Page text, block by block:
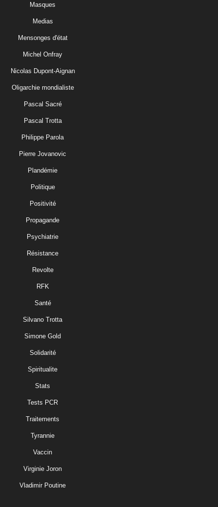
Masques
Medias
Mensonges d'état
Michel Onfray
Nicolas Dupont-Aignan
Oligarchie mondialiste
Pascal Sacré
Pascal Trotta
Philippe Parola
Pierre Jovanovic
Plandémie
Politique
Positivité
Propagande
Psychiatrie
Résistance
Revolte
RFK
Santé
Silvano Trotta
Simone Gold
Solidarité
Spiritualite
Stats
Tests PCR
Traitements
Tyrannie
Vaccin
Virginie Joron
Vladimir Poutine